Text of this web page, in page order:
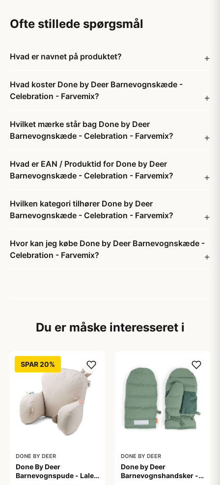
Ofte stillede spørgsmål
Hvad er navnet på produktet?
Hvad koster Done by Deer Barnevognskæde -
Celebration - Farvemix?
Hvilket mærke står bag Done by Deer
Barnevognskæde - Celebration - Farvemix?
Hvad er EAN / Produktid for Done by Deer
Barnevognskæde - Celebration - Farvemix?
Hvilken kategori tilhører Done by Deer
Barnevognskæde - Celebration - Farvemix?
Hvor kan jeg købe Done by Deer Barnevognskæde -
Celebration - Farvemix?
Du er måske interesseret i
SPAR 20%
DONE BY DEER
Done By Deer
Barnevognspude - Lalee
DONE BY DEER
Done by Deer
Barnevognshandsker -